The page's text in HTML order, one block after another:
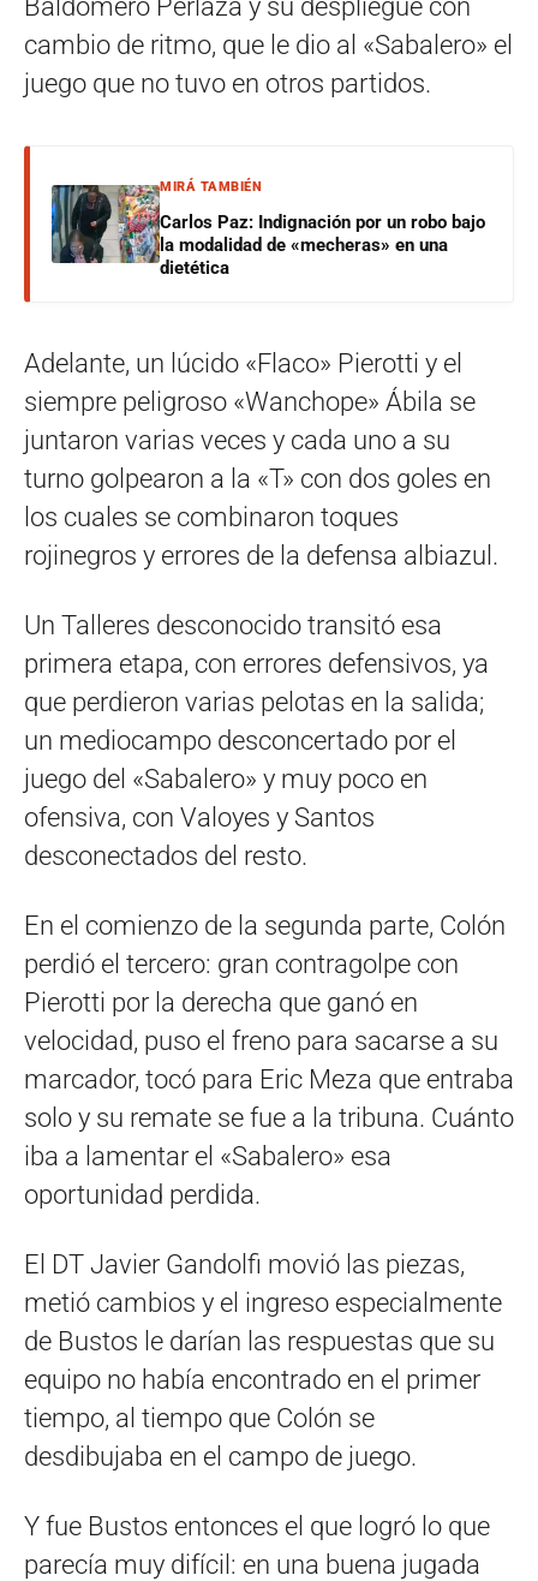
Baldomero Perlaza y su despliegue con
cambio de ritmo, que le dio al «Sabalero» el
juego que no tuvo en otros partidos.
MIRÁ TAMBIÉN
Carlos Paz: Indignación por un robo bajo
la modalidad de «mecheras» en una
dietética
Adelante, un lúcido «Flaco» Pierotti y el
siempre peligroso «Wanchope» Ábila se
juntaron varias veces y cada uno a su
turno golpearon a la «T» con dos goles en
los cuales se combinaron toques
rojinegros y errores de la defensa albiazul.
Un Talleres desconocido transitó esa
primera etapa, con errores defensivos, ya
que perdieron varias pelotas en la salida;
un mediocampo desconcertado por el
juego del «Sabalero» y muy poco en
ofensiva, con Valoyes y Santos
desconectados del resto.
En el comienzo de la segunda parte, Colón
perdió el tercero: gran contragolpe con
Pierotti por la derecha que ganó en
velocidad, puso el freno para sacarse a su
marcador, tocó para Eric Meza que entraba
solo y su remate se fue a la tribuna. Cuánto
iba a lamentar el «Sabalero» esa
oportunidad perdida.
El DT Javier Gandolfi movió las piezas,
metió cambios y el ingreso especialmente
de Bustos le darían las respuestas que su
equipo no había encontrado en el primer
tiempo, al tiempo que Colón se
desdibujaba en el campo de juego.
Y fue Bustos entonces el que logró lo que
parecía muy difícil: en una buena jugada